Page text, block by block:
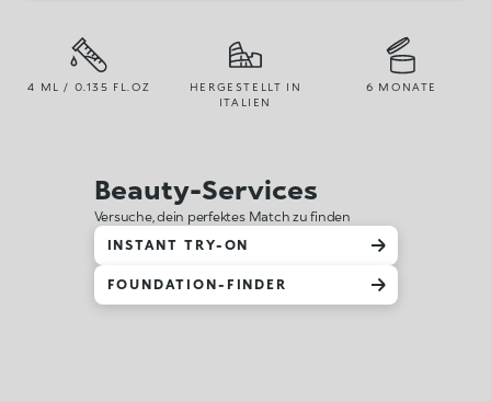
4 ML / 0.135 FL.OZ
HERGESTELLT IN
ITALIEN
6 MONATE
Beauty-Services
Versuche, dein perfektes Match zu finden
INSTANT TRY-ON
FOUNDATION-FINDER